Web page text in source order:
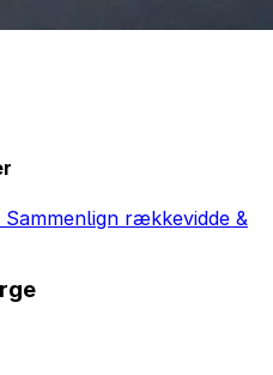
Sammenlign rækkevidde &